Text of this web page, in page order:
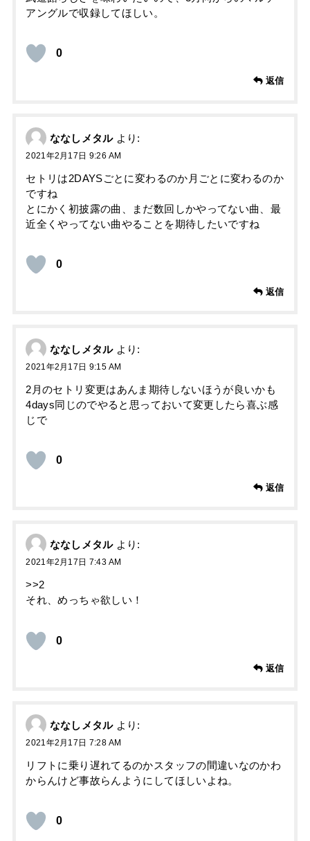
アングルで収録してほしい。
0
返信
ななしメタル より:
2021年2月17日 9:26 AM
セトリは2DAYSごとに変わるのか月ごとに変わるのか
ですね
とにかく初披露の曲、まだ数回しかやってない曲、最
近全くやってない曲やることを期待したいですね
0
返信
ななしメタル より:
2021年2月17日 9:15 AM
2月のセトリ変更はあんま期待しないほうが良いかも
4days同じのでやると思っておいて変更したら喜ぶ感
じで
0
返信
ななしメタル より:
2021年2月17日 7:43 AM
>>2
それ、めっちゃ欲しい！
0
返信
ななしメタル より:
2021年2月17日 7:28 AM
リフトに乗り遅れてるのかスタッフの間違いなのかわ
からんけど事故らんようにしてほしいよね。
0